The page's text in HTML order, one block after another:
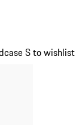
S to wishlist